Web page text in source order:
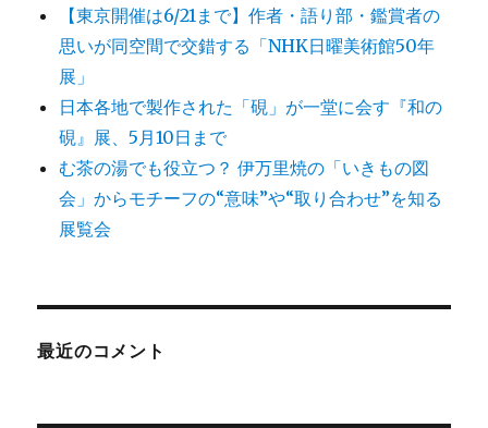
【東京開催は6/21まで】作者・語り部・鑑賞者の
思いが同空間で交錯する「NHK日曜美術館50年
展」
日本各地で製作された「硯」が一堂に会す『和の
硯』展、5月10日まで
む茶の湯でも役立つ？ 伊万里焼の「いきもの図
会」からモチーフの“意味”や“取り合わせ”を知る
展覧会
最近のコメント